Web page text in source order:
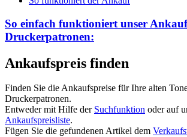
So einfach funktioniert unser
Druckerpatronen:
Ankaufspreis finden
Finden Sie die Ankaufspreise für Ihre alten
Druckerpatronen.
Entweder mit Hilfe der Suchfunktion oder auf
Ankaufspreisliste.
Fügen Sie die gefundenen Artikel dem